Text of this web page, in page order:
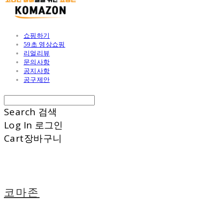
쇼핑하기
59초 영상쇼핑
리얼리뷰
문의사항
공지사항
공구제안
Search 검색
Log In 로그인
Cart장바구니
코마존